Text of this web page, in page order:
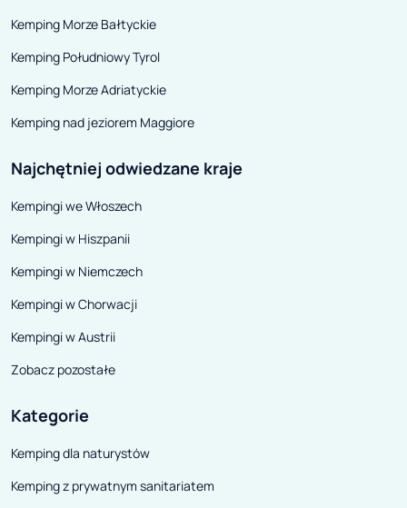
Kemping Morze Bałtyckie
Kemping Południowy Tyrol
Kemping Morze Adriatyckie
Kemping nad jeziorem Maggiore
Najchętniej odwiedzane kraje
Kempingi we Włoszech
Kempingi w Hiszpanii
Kempingi w Niemczech
Kempingi w Chorwacji
Kempingi w Austrii
Zobacz pozostałe
Kategorie
Kemping dla naturystów
Kemping z prywatnym sanitariatem